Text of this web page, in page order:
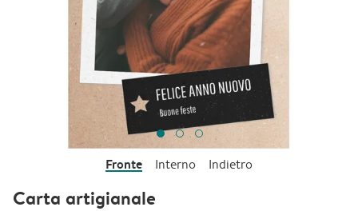
Fronte Interno Indietro
Carta artigianale